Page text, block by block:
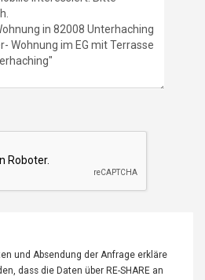
und Absendung der Anfrage erkläre
dass die Daten über RE-SHARE an